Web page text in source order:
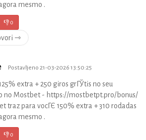
mesmo .
👎0
⇾
Postavljeno 21-03-2026 13:50:25
extra + 250 giros grГЎtis no seu
no Mostbet - https://mostbetpt.pro/bonus/
traz para vocГЄ 150% extra + 310 rodadas
mesmo .
👎0